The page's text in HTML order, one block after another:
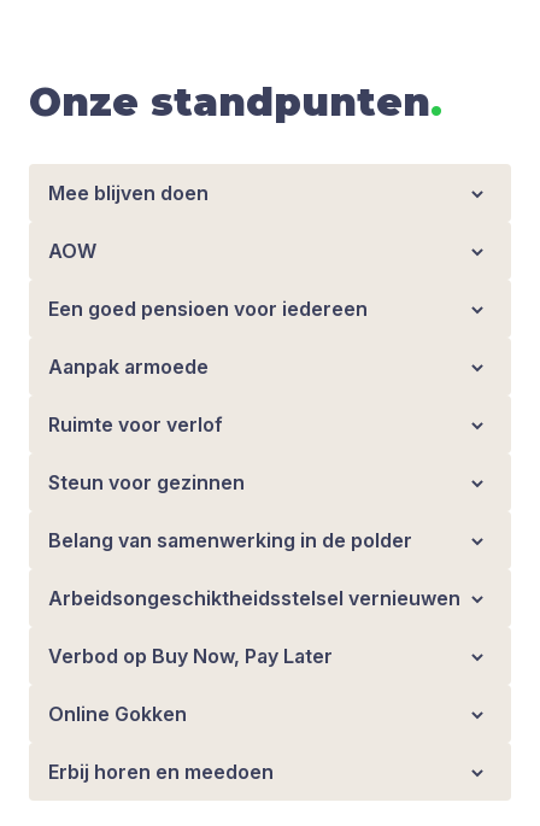
Onze standpunten.
Mee blijven doen
AOW
Een goed pensioen voor iedereen
Aanpak armoede
Ruimte voor verlof
Steun voor gezinnen
Belang van samenwerking in de polder
Arbeidsongeschiktheidsstelsel vernieuwen
Verbod op Buy Now, Pay Later
Online Gokken
Erbij horen en meedoen